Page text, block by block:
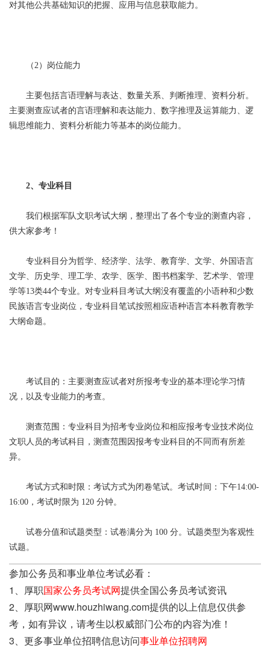
对其他公共基础知识的把握、应用与信息获取能力。
（2）岗位能力
主要包括言语理解与表达、数量关系、判断推理、资料分析。
主要测查应试者的言语理解和表达能力、数字推理及运算能力、逻
辑思维能力、资料分析能力等基本的岗位能力。
2、专业科目
我们根据军队文职考试大纲，整理出了各个专业的测查内容，
供大家参考！
专业科目分为哲学、经济学、法学、教育学、文学、外国语言
文学、历史学、理工学、农学、医学、图书档案学、艺术学、管理
学等13类44个专业。对专业科目考试大纲没有覆盖的小语种和少数
民族语言专业岗位，专业科目笔试按照相应语种语言本科教育教学
大纲命题。
考试目的：主要测查应试者对所报考专业的基本理论学习情
况，以及专业能力的考查。
测查范围：专业科目为招考专业岗位和相应报考专业技术岗位
文职人员的考试科目，测查范围因报考专业科目的不同而有所差
异。
考试方式和时限：考试方式为闭卷笔试。考试时间：下午14:00-
16:00，考试时限为 120 分钟。
试卷分值和试题类型：试卷满分为 100 分。试题类型为客观性
试题。
参加公务员和事业单位考试必看：
1、厚职国家公务员考试网提供全国公务员考试资讯
2、厚职网www.houzhiwang.com提供的以上信息仅供参
考，如有异议，请考生以权威部门公布的内容为准！
3、更多事业单位招聘信息访问事业单位招聘网